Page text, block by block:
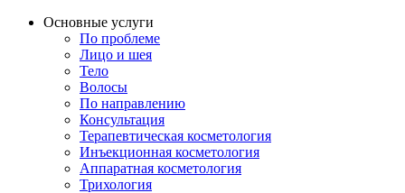
Основные услуги
По проблеме
Лицо и шея
Тело
Волосы
По направлению
Консультация
Терапевтическая косметология
Инъекционная косметология
Аппаратная косметология
Трихология